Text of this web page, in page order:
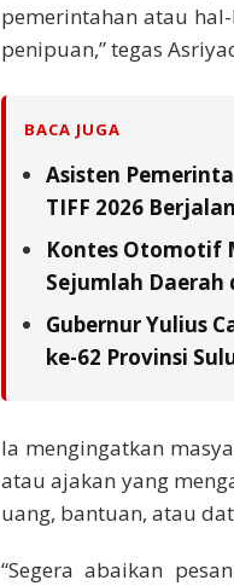
pemerintahan atau
penipuan,” tegas
BACA JUGA
Asisten
TIFF 2026
Kontes Otomotif
Sejumlah Daerah
Gubernur Yulius
ke-62 Provinsi
Ia mengingatkan
atau ajakan yang
uang, bantuan, atau
“Segera abaikan